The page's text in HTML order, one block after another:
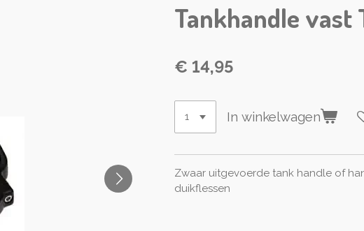
Tankhandle vast
€ 14,95
In winkelwagen
Zwaar uitgevoerde tank handle of
duikflessen